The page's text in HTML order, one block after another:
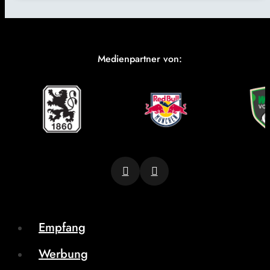
Medienpartner von:
Empfang
Werbung